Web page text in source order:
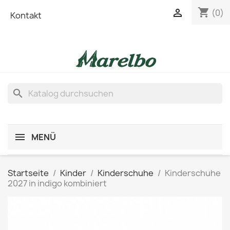
Kontakt shopping_cart (0)

search
MENÜ
Startseite Kinder Kinderschuhe
Kinderschuhe
2027 in indigo kombiniert